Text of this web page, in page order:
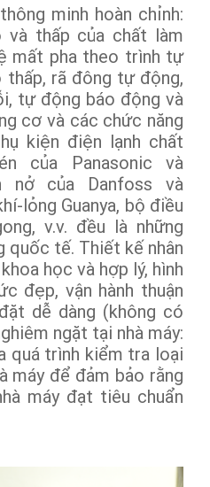
minh hoàn chỉnh:
thấp của chất làm
mất pha theo trình tự
rã đông tự động,
tự động báo động và
cơ và các chức năng
kiện điện lạnh chất
của Panasonic và
nở của Danfoss và
lỏng Guanya, bộ điều
v.v. đều là những
quốc tế. Thiết kế nhân
học và hợp lý, hình
đẹp, vận hành thuận
dễ dàng (không có
ngặt tại nhà máy:
quá trình kiểm tra loại
máy để đảm bảo rằng
máy đạt tiêu chuẩn